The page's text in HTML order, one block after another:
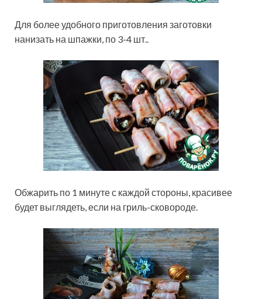
Для более удобного приготовления заготовки
нанизать на шпажки, по 3-4 шт..
Обжарить по 1 минуте с каждой стороны, красивее
будет выглядеть, если на гриль-сковороде.